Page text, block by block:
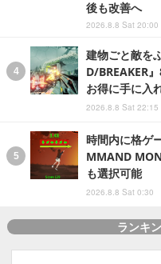
後も改善へ
2026.8.8 Sat 20:00
建物ごと敵を
D/BREAKER
お得に手に入
2026.8.8 Sat 22:15
時間内に格ゲ
MMAND
も選択可能
2026.8.8 Sat 0:30
ランキ